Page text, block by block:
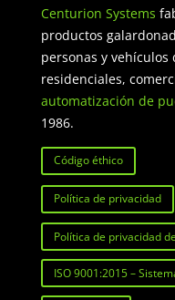
Centurion Systems
productos
personas y
residenciales,
automatización de
1986.
Código éthico
Política de privacidad
Política de privacidad
ISO 9001:2015 –